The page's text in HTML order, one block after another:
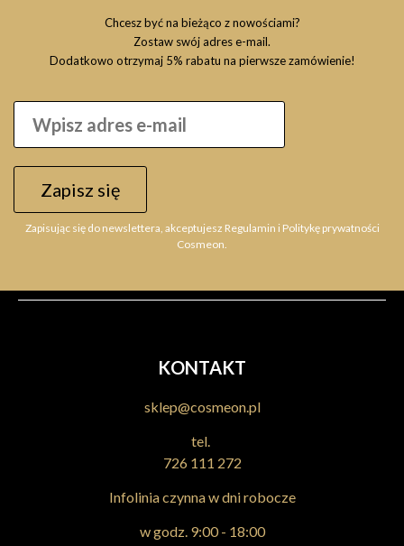
Chcesz być na bieżąco z nowościami?
Zostaw swój adres e-mail.
Dodatkowo otrzymaj 5% rabatu na pierwsze zamówienie!
Zapisz się
Zapisując się do newslettera, akceptujesz Regulamin i Politykę prywatności
Cosmeon.
KONTAKT
sklep@cosmeon.pl
tel.
726 111 272
Infolinia czynna w dni robocze
w godz. 9:00 - 18:00